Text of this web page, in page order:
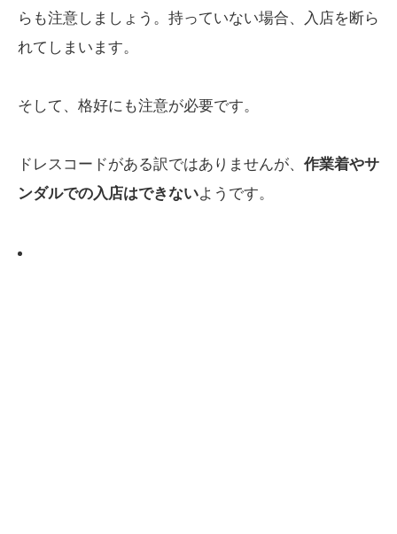
らも注意しましょう。持っていない場合、入店を断ら
れてしまいます。
そして、格好にも注意が必要です。
ドレスコードがある訳ではありませんが、 作業着やサ
ンダルでの入店はできないようです。